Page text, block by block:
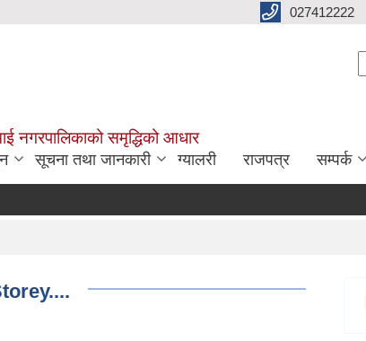
027412222
नगरपालिकाको समृद्धिको आधार
सूचना तथा जानकारी ग्यालरी राजपत्र सम्पर्क